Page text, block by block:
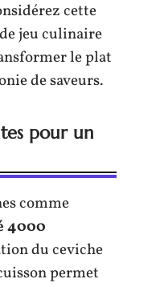
cette
jeu culinaire
le plat
de saveurs.
pour un
comme
4000
du ceviche
permet